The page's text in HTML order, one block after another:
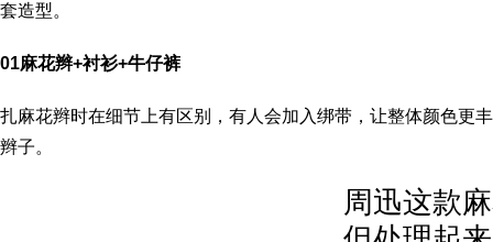
套造型。
01麻花辫+衬衫+牛仔裤
扎麻花辫时在细节上有区别，有人会加入绑带，让整体颜色更
辫子。
周迅这款